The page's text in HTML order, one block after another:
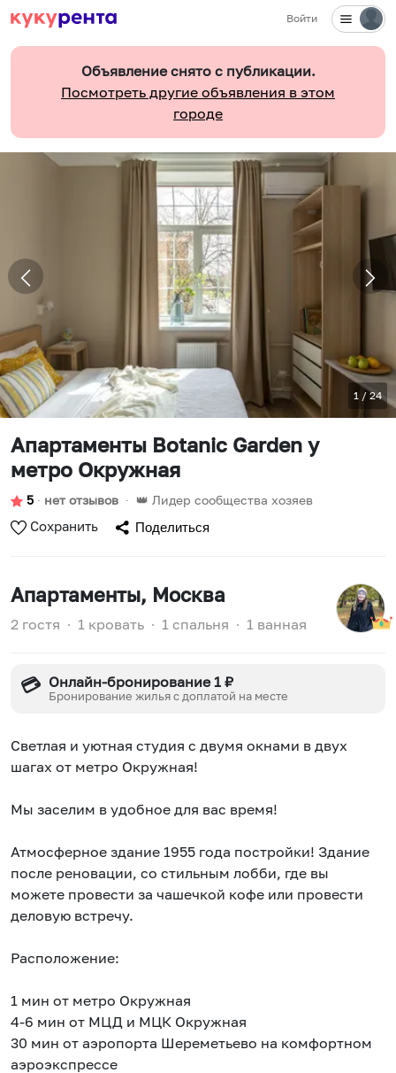
Войти
Объявление снято с публикации.
Посмотреть другие объявления в этом
городе
1 /24
Апартаменты Botanic Garden у
метро Окружная
5 ∙ нет отзывов ∙ 👑 Лидер сообщества хозяев
Сохранить Поделиться
Апартаменты, Москва
2 гостя ∙ 1 кровать ∙ 1 спальня ∙ 1 ванная
💳 Онлайн-бронирование 1 ₽
Бронирование жилья с доплатой на месте
Светлая и уютная студия с двумя окнами в двух
шагах от метро Окружная!
Мы заселим в удобное для вас время!
Атмосферное здание 1955 года постройки! Здание
после реновации, со стильным лобби, где вы
можете провести за чашечкой кофе или провести
деловую встречу.
Расположение:
1 мин от метро Окружная
4-6 мин от МЦД и МЦК Окружная
30 мин от аэропорта Шереметьево на комфортном
аэроэкспрессе